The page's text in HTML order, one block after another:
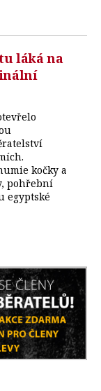
láká na
kočky a
pohřební
egyptské